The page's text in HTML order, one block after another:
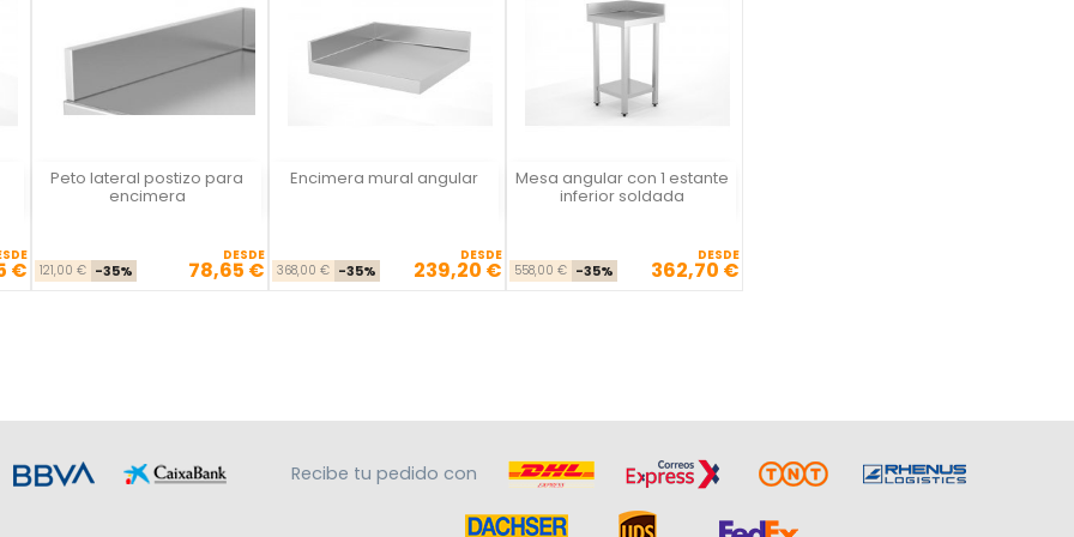
€
Peto lateral postizo para
encimera
Precio base
121,00 € -35% Precio
DESDE
78,65 €

Vista rápida Encimera mural angular
Precio base
368,00 € -35% Precio
DESDE
239,20 €

Vista rápida Mesa angular con 1 estante
inferior soldada
Precio base
558,00 € -35% Precio
DESDE
362,70 €

Vista rápida
Recibe tu pedido con